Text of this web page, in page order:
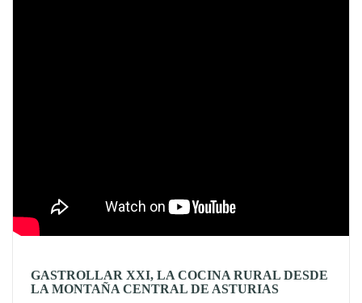
GASTROLLAR XXI, LA COCINA RURAL DESDE
LA MONTAÑA CENTRAL DE ASTURIAS